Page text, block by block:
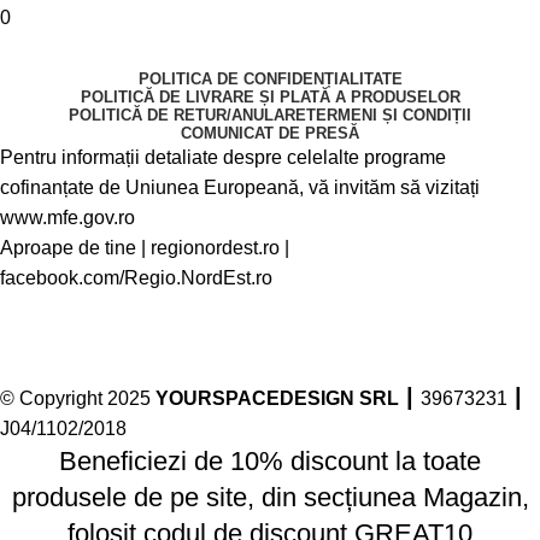
0
POLITICA DE CONFIDENȚIALITATE
POLITICĂ DE LIVRARE ȘI PLATĂ A PRODUSELOR
POLITICĂ DE RETUR/ANULARETERMENI ȘI CONDIȚII
COMUNICAT DE PRESĂ
Pentru informații detaliate despre celelalte programe
cofinanțate de Uniunea Europeană, vă invităm să vizitați
www.mfe.gov.ro
Aproape de tine | regionordest.ro
facebook.com/Regio.NordEst.ro
© Copyright 2025 YOURSPACEDESIGN SRL ┃ 39673231 ┃
J04/1102/2018
Beneficiezi de 10% discount la toate
produsele de pe site, din secțiunea Magazin,
folosit codul de discount GREAT10